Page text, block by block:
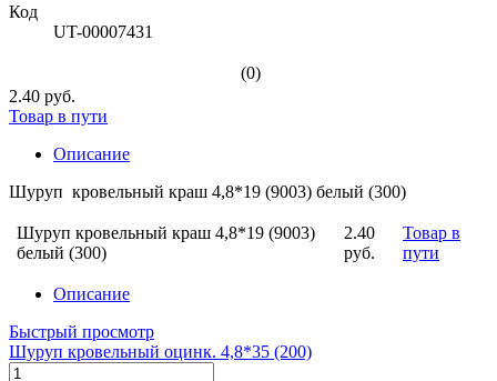
Код
UT-00007431
(0)
2.40 руб.
Товар в пути
Описание
Шуруп кровельный краш 4,8*19 (9003) белый (300)
Шуруп кровельный краш 4,8*19 (9003)
белый (300)
2.40
руб.
Товар в
пути
Описание
Быстрый просмотр
Шуруп кровельный оцинк. 4,8*35 (200)